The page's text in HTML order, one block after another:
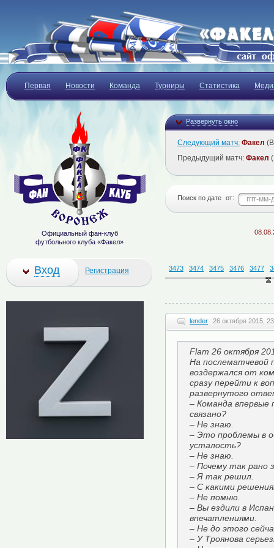
Первая Новости Команда Турниры Статистика
Развернуть окно
Следующий матч: Факел
Предыдущий матч: Факел
Поиск по дате от:
08.08.2026
3473 3474 3475 3476 3477
lender 26 октября 2015,
Flam 26 октября
На послематчевой
воздержался от
сразу перейти к
развернутого
– Команда впервые
связано?
– Не знаю.
– Это проблемы в
усталость?
– Не знаю.
– Почему так рано
– Я так решил.
– С какими
– Не помню.
– Вы ездили в
впечатлениями.
– Не до этого
– У Троянова
Официальный фан-клуб
футбольного клуба «Факел»
Вход Регистрация